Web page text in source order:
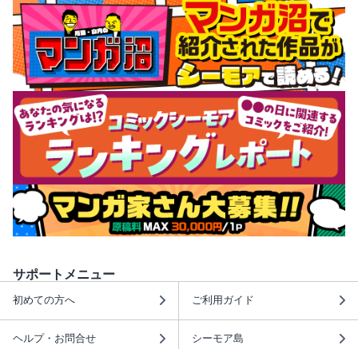
サポートメニュー
初めての方へ ご利用ガイド
ヘルプ・お問合せ シーモア島